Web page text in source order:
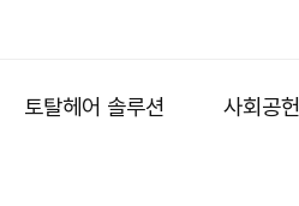
토탈헤어 솔루션 사회공헌